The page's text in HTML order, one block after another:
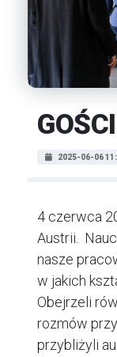
2025-06-06
4 czerwca
Austrii.
nasze
w jakich
Obejrzeli
rozmów
przybliżyli